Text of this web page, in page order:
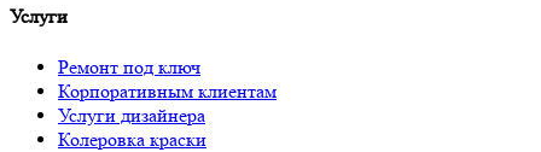
Услуги
Ремонт под ключ
Корпоративным клиентам
Услуги дизайнера
Колеровка краски